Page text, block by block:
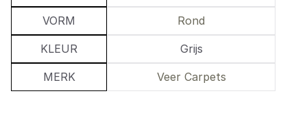
VORM Rond
KLEUR Grijs
MERK Veer Carpets